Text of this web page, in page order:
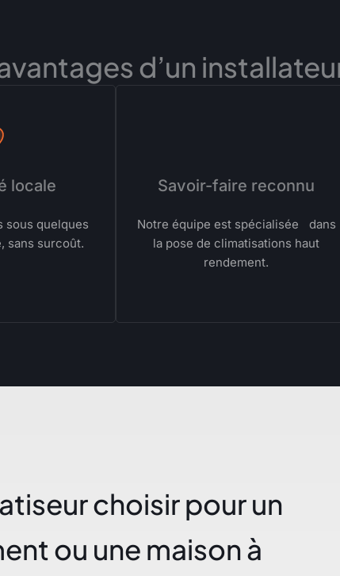
d’un
locale
sous quelques
sans surcoût.
Savoir-faire reconnu
Notre équipe est spécialisée dans
la pose de climatisations haut
rendement.
choisir pour un
ou une maison à